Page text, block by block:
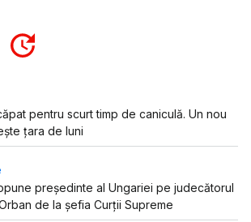
pentru scurt timp de caniculă. Un nou
țara de luni
președinte al Ungariei pe judecătorul
de la șefia Curții Supreme